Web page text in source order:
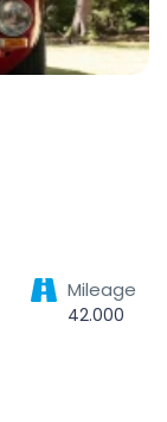
Mileage
42.000